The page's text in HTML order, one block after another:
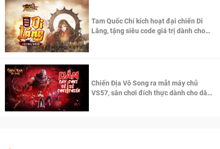
Tam Quốc Chí kích hoạt đại chiến Di
Lăng, tặng siêu code giá trị dành cho
Chiến Địa Vô Song ra mắt máy chủ
VS57, sân chơi đích thực dành cho dân